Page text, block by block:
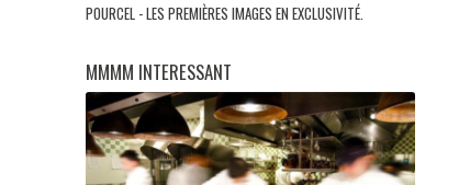
POURCEL - LES PREMIÈRES IMAGES EN EXCLUSIVITÉ.
MMMM INTERESSANT